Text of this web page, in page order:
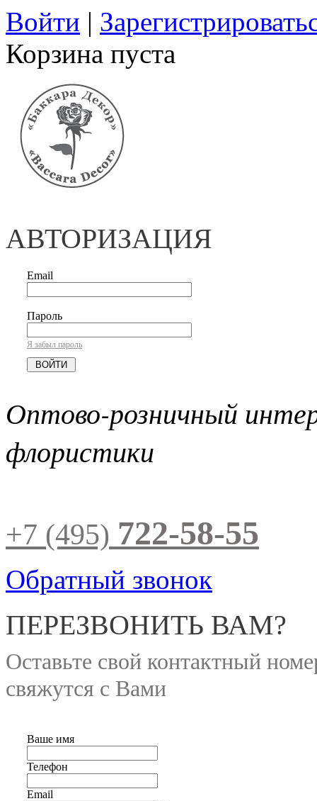
Войти |
Корзина пуста
АВТОРИЗАЦИЯ
Email
Пароль
Я забыл пароль
Оптово-розничный
флористики
+7 (495) 722-58-55
Обратный звонок
ПЕРЕЗВОНИТЬ ВАМ?
Оставьте свой контактный
свяжутся с Вами
Ваше имя
Телефон
Email